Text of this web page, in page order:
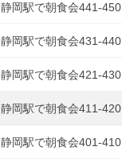
静岡駅で朝食会441-450
静岡駅で朝食会431-440
静岡駅で朝食会421-430
静岡駅で朝食会411-420
静岡駅で朝食会401-410